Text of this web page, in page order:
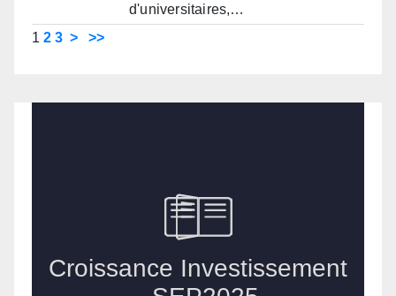
d'universitaires,…
1 2 3 > >>